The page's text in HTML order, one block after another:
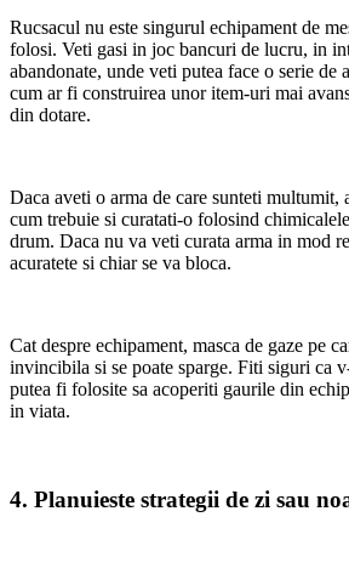
Rucsacul nu este singurul echipament de
folosi. Veti gasi in joc bancuri de lucru, in
abandonate, unde veti putea face o serie de
cum ar fi construirea unor item-uri mai
din dotare.
Daca aveti o arma de care sunteti
cum trebuie si curatati-o folosind
drum. Daca nu va veti curata arma in mod
acuratete si chiar se va bloca.
Cat despre echipament, masca de gaze pe
invincibila si se poate sparge. Fiti siguri ca
putea fi folosite sa acoperiti gaurile din
in viata.
4. Planuieste strategii de zi sau